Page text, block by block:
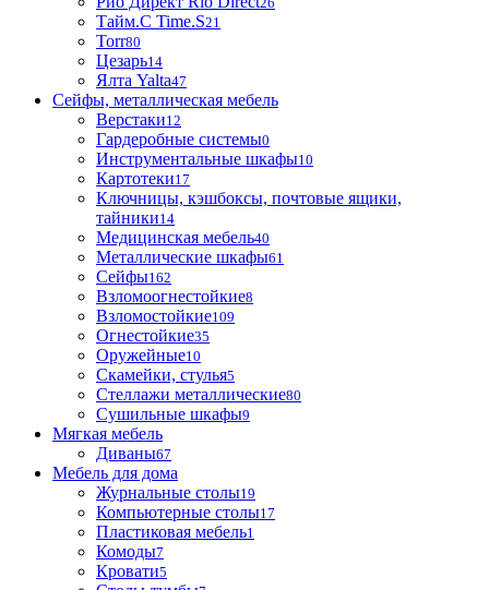
Тайм.С Time.S21
Torr80
Цезарь14
Ялта Yalta47
Сейфы, металлическая мебель
Верстаки12
Гардеробные системы0
Инструментальные шкафы10
Картотеки17
Ключницы, кэшбоксы, почтовые ящики,
тайники14
Медицинская мебель40
Металлические шкафы61
Сейфы162
Взломоогнестойкие8
Взломостойкие109
Огнестойкие35
Оружейные10
Скамейки, стулья5
Стеллажи металлические80
Сушильные шкафы9
Мягкая мебель
Диваны67
Мебель для дома
Журнальные столы19
Компьютерные столы17
Пластиковая мебель1
Комоды7
Кровати5